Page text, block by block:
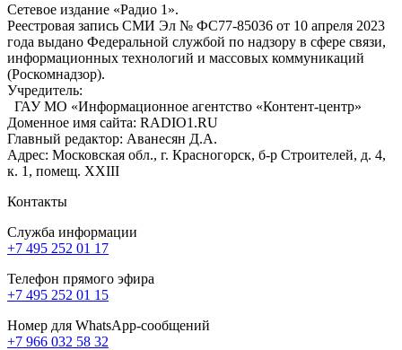
Сетевое издание «Радио 1».
Реестровая запись СМИ Эл № ФС77-85036 от 10 апреля 2023
года выдано Федеральной службой по надзору в сфере связи,
информационных технологий и массовых коммуникаций
(Роскомнадзор).
Учредитель:
ГАУ МО «Информационное агентство «Контент-центр»
Доменное имя сайта: RADIO1.RU
Главный редактор: Аванесян Д.А.
Адрес: Московская обл., г. Красногорск, б-р Строителей, д. 4,
к. 1, помещ. XXIII
Контакты
Служба информации
+7 495 252 01 17
Телефон прямого эфира
+7 495 252 01 15
Номер для WhatsApp-сообщений
+7 966 032 58 32